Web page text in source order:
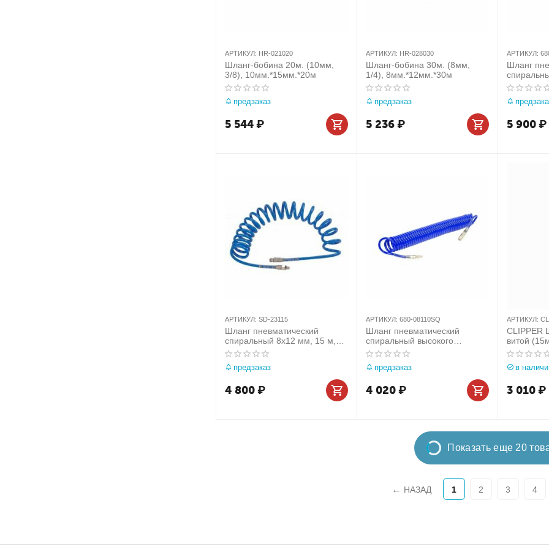
АРТИКУЛ: HR-021020
Шланг-бобина 20м. (10мм,
3/8), 10мм.*15мм.*20м
предзаказ
5 544₽
АРТИКУЛ: HR-028030
Шланг-бобина 30м. (8мм,
1/4), 8мм.*12мм.*30м
предзаказ
5 236₽
АРТИКУЛ:
Шланг
давления
МАСТАК
5 900₽
АРТИКУЛ: SD-23115
Шланг пневматический
спиральный 8х12 мм, 15 м,
М1/4 полиуретановый
предзаказ
4 800₽
АРТИКУЛ: 680-08110SQ
Шланг пневматический
спиральный высокого
давления 8х12 мм, 10 м,
полиуретановый, фитинги
МАСТАК 680-08110SQ
предзаказ
4 020₽
АРТИКУЛ:
CLIPPER
витой
в
3 010₽
Показать еще 20
НАЗАД 1 2 3 4